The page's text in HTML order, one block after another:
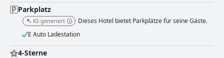
Parkplatz
KI-generiert
Dieses Hotel bietet Parkplätze für seine Gäste.
E Auto Ladestation
4-Sterne